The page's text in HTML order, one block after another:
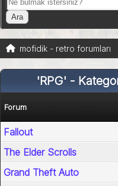
mofidik - retro forumları
'RPG' -
Forum
Fallout
The Elder Scrolls
Grand Theft Auto